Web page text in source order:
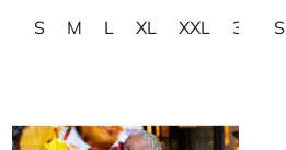
S M L XL XXL 3XL S